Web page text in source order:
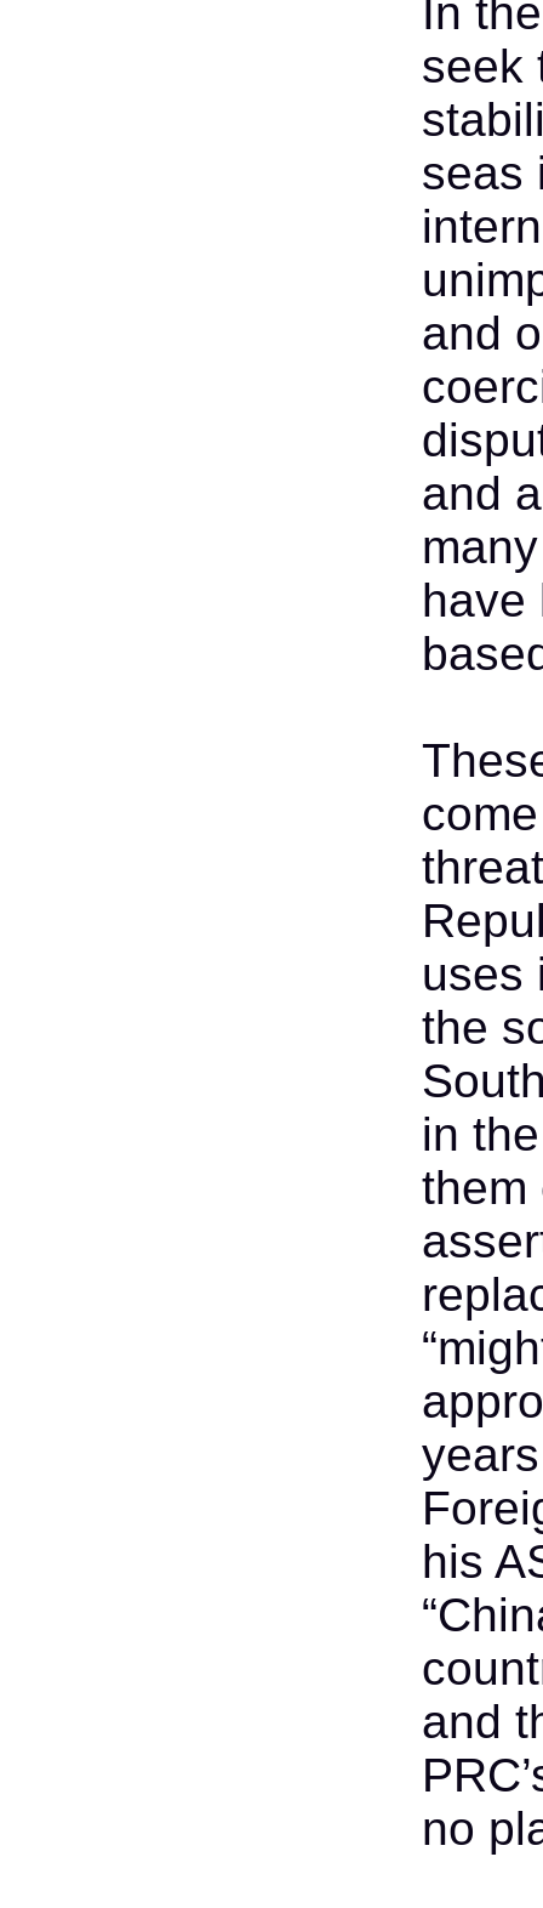
In
seek
seas
and
and
have
uses
the
in
them
his
and
no